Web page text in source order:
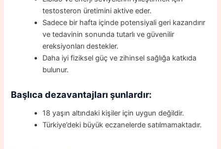
testosteron üretimini aktive eder.
Sadece bir hafta içinde potensiyali geri kazandırır
ve tedavinin sonunda tutarlı ve güvenilir
ereksiyonları destekler.
Daha iyi fiziksel güç ve zihinsel sağlığa katkıda
bulunur.
Başlıca dezavantajları şunlardır:
18 yaşın altındaki kişiler için uygun değildir.
Türkiye’deki büyük eczanelerde satılmamaktadır.